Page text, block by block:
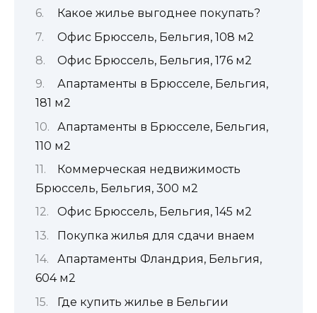
Какое жилье выгоднее покупать?
Офис Брюссель, Бельгия, 108 м2
Офис Брюссель, Бельгия, 176 м2
Апартаменты в Брюсселе, Бельгия,
181 м2
Апартаменты в Брюсселе, Бельгия,
110 м2
Коммерческая недвижимость
Брюссель, Бельгия, 300 м2
Офис Брюссель, Бельгия, 145 м2
Покупка жилья для сдачи внаем
Апартаменты Фландрия, Бельгия,
604 м2
Где купить жилье в Бельгии